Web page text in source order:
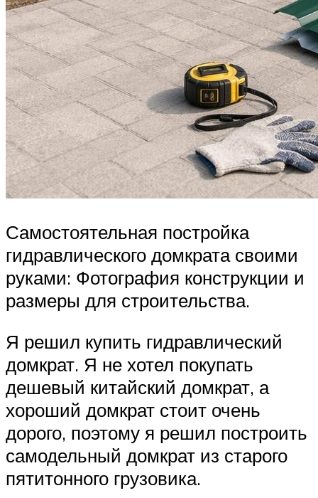
Самостоятельная постройка
гидравлического домкрата своими
руками: Фотография конструкции и
размеры для строительства.
Я решил купить гидравлический
домкрат. Я не хотел покупать
дешевый китайский домкрат, а
хороший домкрат стоит очень
дорого, поэтому я решил построить
самодельный домкрат из старого
пятитонного грузовика.